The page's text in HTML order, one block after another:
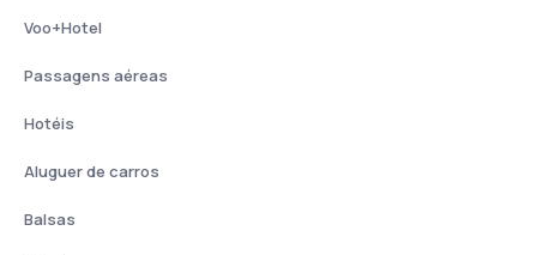
Voo+Hotel
Passagens aéreas
Hotéis
Aluguer de carros
Balsas